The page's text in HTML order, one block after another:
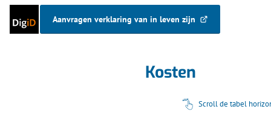
met
Aanvragen verklaring van in leven zijn
(Verwijst
Kosten
Scroll de tabel